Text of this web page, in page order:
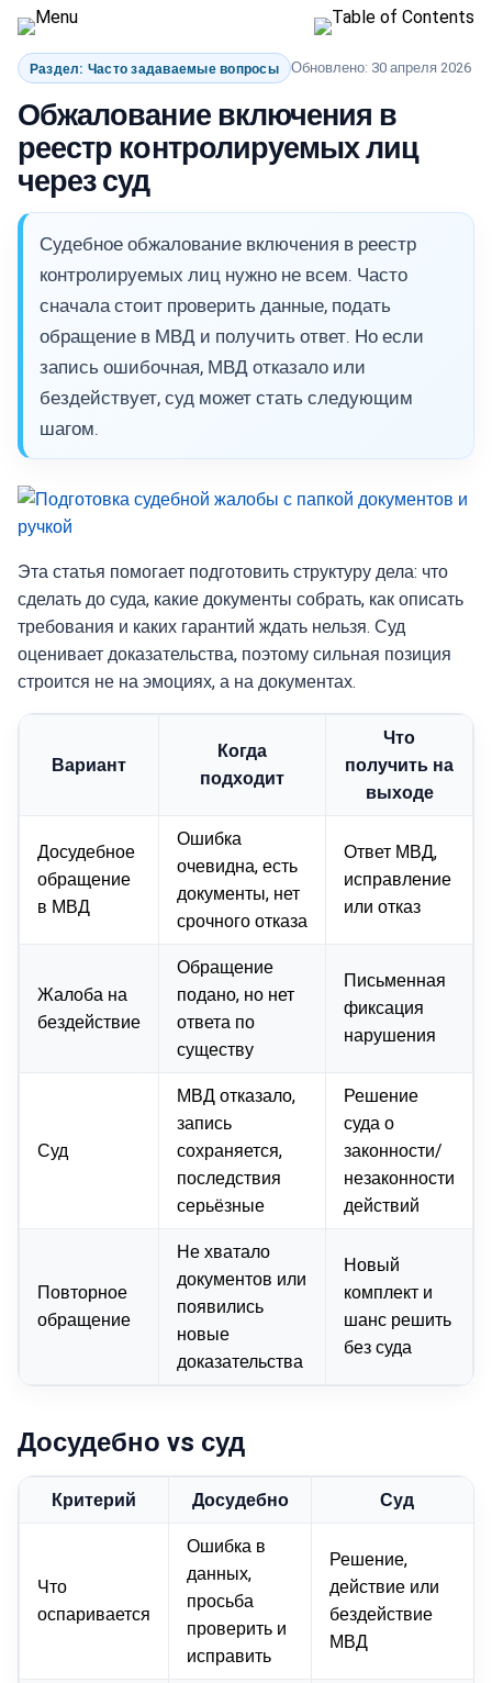
Раздел: Часто задаваемые вопросы Обновлено: 30 апреля 2026
Обжалование включения в
реестр контролируемых лиц
через суд
Судебное обжалование включения в реестр
контролируемых лиц нужно не всем. Часто
сначала стоит проверить данные, подать
обращение в МВД и получить ответ. Но если
запись ошибочная, МВД отказало или
бездействует, суд может стать следующим
шагом.
Эта статья помогает подготовить структуру дела: что
сделать до суда, какие документы собрать, как описать
требования и каких гарантий ждать нельзя. Суд
оценивает доказательства, поэтому сильная позиция
строится не на эмоциях, а на документах.
Вариант
Когда
подходит
Что
получить на
выходе
Досудебное
обращение
в МВД
Ошибка
очевидна, есть
документы, нет
срочного отказа
Ответ МВД,
исправление
или отказ
Жалоба на
бездействие
Обращение
подано, но нет
ответа по
существу
Письменная
фиксация
нарушения
Суд
МВД отказало,
запись
сохраняется,
последствия
серьёзные
Решение
суда о
законности/
незаконности
действий
Повторное
обращение
Не хватало
документов или
появились
новые
доказательства
Новый
комплект и
шанс решить
без суда
Досудебно vs суд
Критерий Досудебно Суд
Что
оспаривается
Ошибка в
данных,
просьба
проверить и
исправить
Решение,
действие или
бездействие
МВД